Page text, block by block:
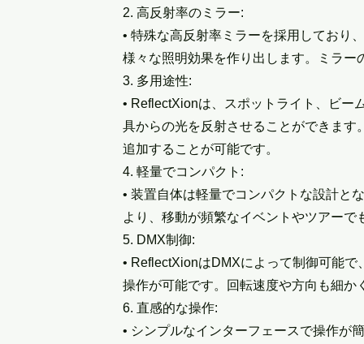
2. 高反射率のミラー:
• 特殊な高反射率ミラーを採用しており
様々な照明効果を作り出します。ミラ
3. 多用途性:
• ReflectXionは、スポットライト、ビー
具からの光を反射させることができま
追加することが可能です。
4. 軽量でコンパクト:
• 装置自体は軽量でコンパクトな設計と
より、移動が頻繁なイベントやツアーで
5. DMX制御:
• ReflectXionはDMXによって制御可能
操作が可能です。回転速度や方向も細
6. 直感的な操作:
• シンプルなインターフェースで操作が